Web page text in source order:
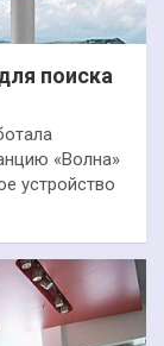
поиска
«Волна»
устройство